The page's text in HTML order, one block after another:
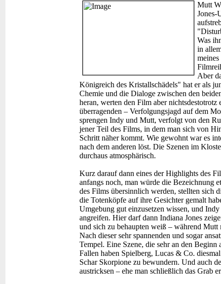
Mutt
Jones-
Was
in
Aber
Königreich des Kristallschädels" hat er als
Chemie und die Dialoge zwischen den
heran, werten den Film aber
überragenden – Verfolgungsjagd auf dem
sprengen Indy und Mutt, verfolgt von den
jener Teil des Films, in dem man sich von
Schritt näher kommt. Wie gewohnt war es
nach dem anderen löst. Die Szenen im
durchaus atmosphärisch.
Kurz darauf dann eines der Highlights des
anfangs noch, man würde die Bezeichnung
des Films übersinnlich werden, stellten sich
die Totenköpfe auf ihre Gesichter gemalt
Umgebung gut einzusetzen wissen, und
angreifen. Hier darf dann Indiana Jones
und sich zu behaupten weiß – während
Nach dieser sehr spannenden und sogar
Tempel. Eine Szene, die sehr an den
Fallen haben Spielberg, Lucas & Co.
Schar Skorpione zu bewundern. Und auch
austricksen – ehe man schließlich das Grab